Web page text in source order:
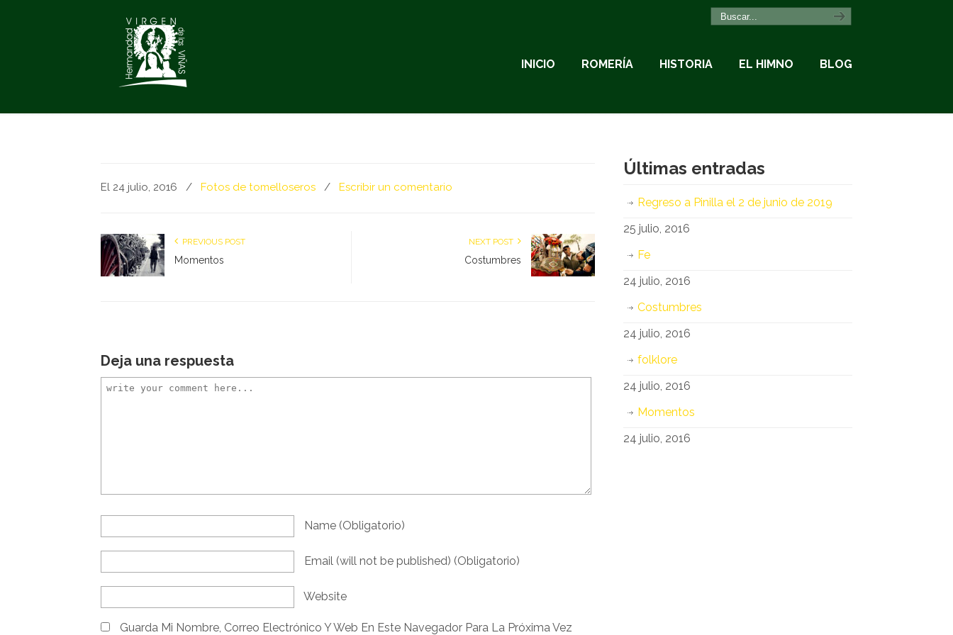
INICIO ROMERÍA HISTORIA EL HIMNO BLOG
El 24 julio, 2016 / Fotos de tomelloseros / Escribir un comentario
PREVIOUS POST
Momentos
NEXT POST
Costumbres
Deja una respuesta
Name (obligatorio)
Email (will not be published) (obligatorio)
Website
Guarda Mi Nombre, Correo Electrónico Y Web En Este Navegador Para La Próxima Vez
Últimas entradas
Regreso a Pinilla el 2 de junio de 2019
25 julio, 2016
Fe
24 julio, 2016
Costumbres
24 julio, 2016
folklore
24 julio, 2016
Momentos
24 julio, 2016